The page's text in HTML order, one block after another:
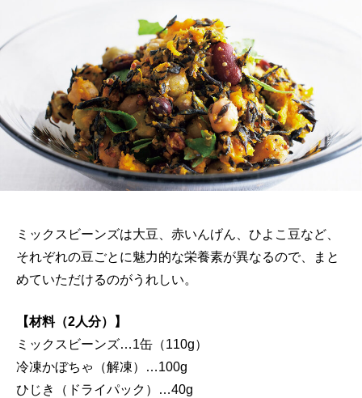
ミックスビーンズは大豆、赤いんげん、ひよこ豆など、
それぞれの豆ごとに魅力的な栄養素が異なるので、まと
めていただけるのがうれしい。
【材料（2人分）】
ミックスビーンズ…1缶（110g）
冷凍かぼちゃ（解凍）…100g
ひじき（ドライパック）…40g